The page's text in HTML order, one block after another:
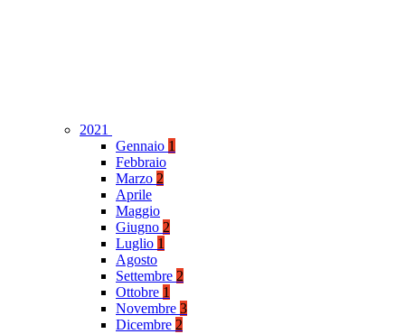
2021
Gennaio 1
Febbraio
Marzo 2
Aprile
Maggio
Giugno 2
Luglio 1
Agosto
Settembre 2
Ottobre 1
Novembre 3
Dicembre 2